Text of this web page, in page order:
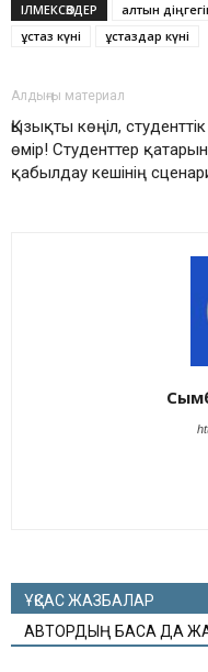
ІЛМЕКСӨЗДЕР алтын
ұстаз күні
ұстаздар күні
Алдыңғы материал
Қызықты көңіл, студенттік
өмір! Студенттер
қабылдау кешінің
ҰҚСАС ЖАЗБАЛАР
АВТОРДЫҢ БАСҚА ДА